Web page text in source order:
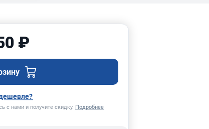
₽
с нами и получите скидку. Подробнее